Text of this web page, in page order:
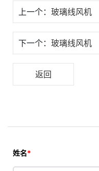
上一个： 玻璃线风机
下一个： 玻璃线风机
返回
姓名